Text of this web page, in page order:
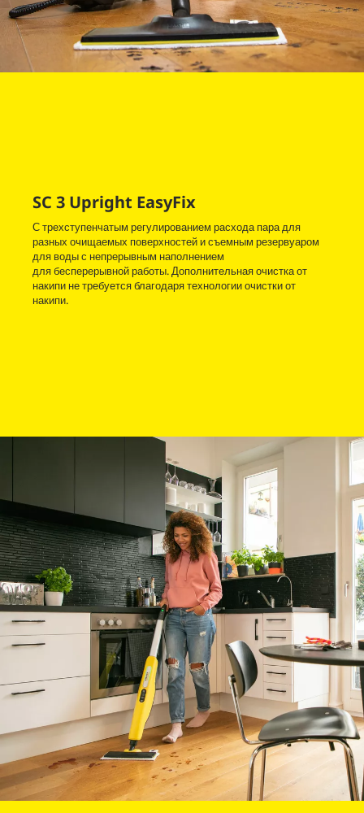
SC 3 Upright EasyFix
С трехступенчатым регулированием расхода пара для
разных очищаемых поверхностей и съемным резервуаром
для воды с непрерывным наполнением
для бесперерывной работы. Дополнительная очистка от
накипи не требуется благодаря технологии очистки от
накипи.